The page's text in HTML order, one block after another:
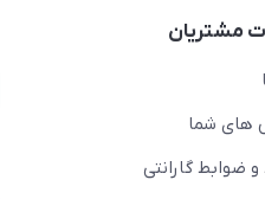
مشتریان
های شما
ضوابط گارانتی